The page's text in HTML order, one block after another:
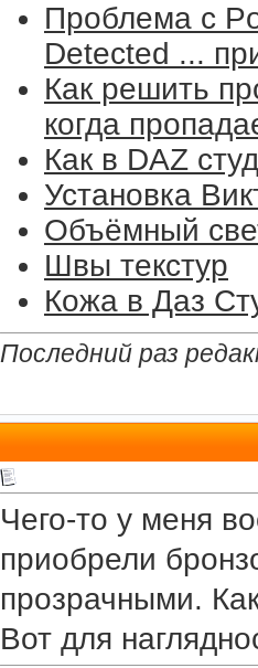
Проблема с
Detected ...
Как решить
когда
Как в DAZ
Установка
Объёмный
Швы текстур
Кожа в Даз
Последний раз
Чего-то у меня
приобрели
прозрачными.
Вот для